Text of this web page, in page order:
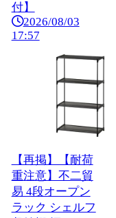
付】
2026/08/03
17:57
【再掲】【耐荷
重注意】不二貿
易 4段オープン
ラック シェルフ